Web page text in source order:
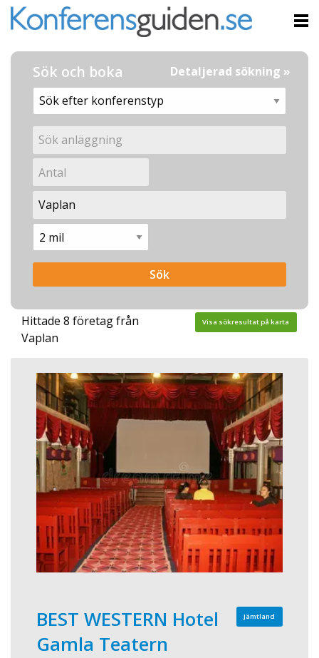
Sök och boka Detaljerad sökning »
Hittade 8 företag från
Vaplan
Visa sökresultat på karta
Jämtland
BEST WESTERN Hotel
Gamla Teatern